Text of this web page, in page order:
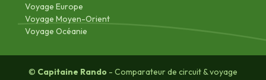
Voyage Europe
Voyage Moyen-Orient
Voyage Océanie
© Capitaine Rando - Comparateur de circuit & voyage